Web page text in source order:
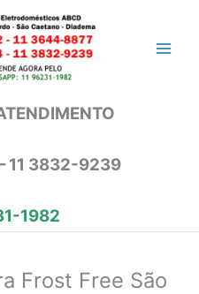
11 3832-9239
1982
Frost Free São